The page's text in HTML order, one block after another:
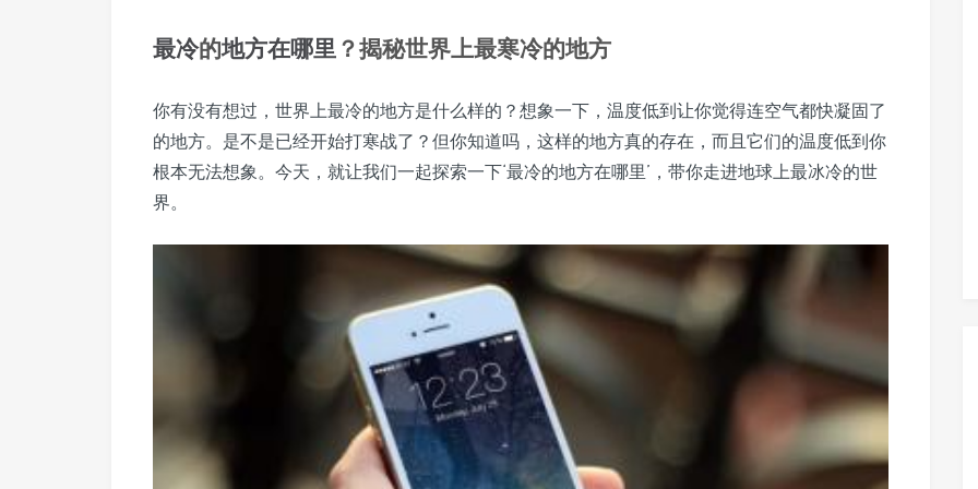
最冷的地方在哪里 ？揭秘世界上最寒冷的地方
你有没有想过，世界上最冷的地方是什么样的？想象一下，温度低到让你觉得连空气都快凝固了
的地方。是不是已经开始打寒战了？但你知道吗，这样的地方真的存在，而且它们的温度低到你
根本无法想象。今天，就让我们一起探索一下‘最冷的地方在哪里’，带你走进地球上最冰冷的世
界。